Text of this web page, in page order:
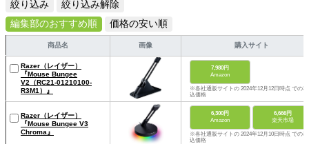
絞り込み
絞り込み解除
編集部のおすすめ順
価格の安い順
商品名 画像 購入サイト
Razer（レイザー）
『Mouse Bungee
V2（RC21-01210100-
R3M1）』
7,980円
Amazon
※各社通販サイトの 2024年12月12日時点 での税
込価格
Razer（レイザー）
『Mouse Bungee V3
Chroma』
6,300円
Amazon
6,666円
楽天市場
※各社通販サイトの 2024年12月10日時点 での税
込価格